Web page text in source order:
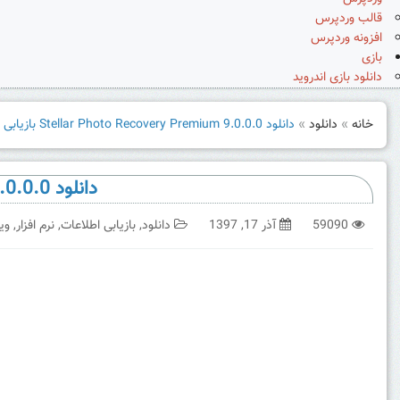
قالب وردپرس
افزونه وردپرس
بازی
دانلود بازی اندروید
خانه » دانلود » دانلود Stellar Photo Recovery Premium 9.0.0.0 بازیابی و تعمیر فیلم و عکس
دانلود Stellar Photo Recovery Premium 9.0.0.0 بازیابی و تعمیر فیلم و عکس
59090 آذر 17, 1397 دانلود,بازیابی اطلاعات,نرم افزار,